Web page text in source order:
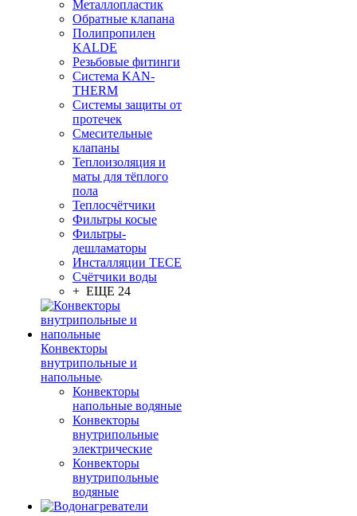
Металлопластик
Обратные клапана
Полипропилен
KALDE
Резьбовые фитинги
Система KAN-
THERM
Системы защиты от
протечек
Смесительные
клапаны
Теплоизоляция и
маты для тёплого
пола
Теплосчётчики
Фильтры косые
Фильтры-
дешламаторы
Инсталляции TECE
Счётчики воды
+ ЕЩЕ 24
Конвекторы
внутрипольные и
напольные
Конвекторы
напольные водяные
Конвекторы
внутрипольные
электрические
Конвекторы
внутрипольные
водяные